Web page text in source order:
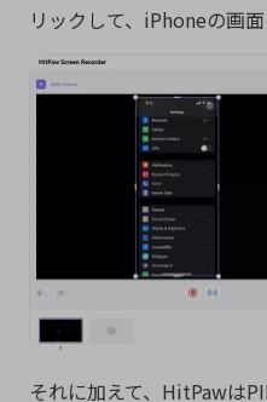
リックして、iPhoneの画面
それに加えて、HitPawは